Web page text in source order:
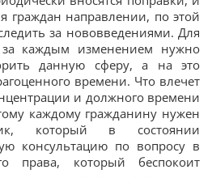
граждан направлении, по этой
за нововведениями. Для
за каждым изменением нужно
данную сферу, а на это
времени. Что влечет
и должного времени
каждому гражданину нужен
который в состоянии
консультацию по вопросу в
права, который беспокоит